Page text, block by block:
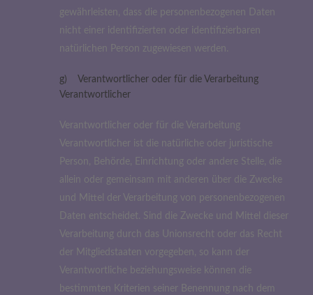
gewährleisten, dass die personenbezogenen Daten
nicht einer identifizierten oder identifizierbaren
natürlichen Person zugewiesen werden.
g) Verantwortlicher oder für die Verarbeitung
Verantwortlicher
Verantwortlicher oder für die Verarbeitung
Verantwortlicher ist die natürliche oder juristische
Person, Behörde, Einrichtung oder andere Stelle, die
allein oder gemeinsam mit anderen über die Zwecke
und Mittel der Verarbeitung von personenbezogenen
Daten entscheidet. Sind die Zwecke und Mittel dieser
Verarbeitung durch das Unionsrecht oder das Recht
der Mitgliedstaaten vorgegeben, so kann der
Verantwortliche beziehungsweise können die
bestimmten Kriterien seiner Benennung nach dem